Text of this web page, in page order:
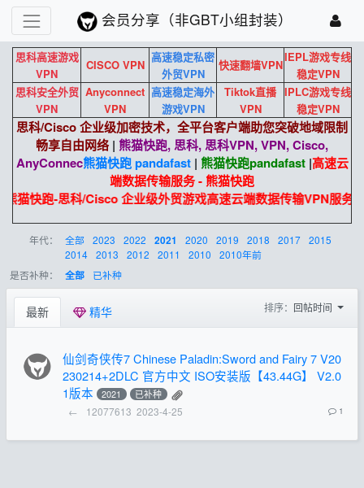
会员分享（非GBT小组封装）
思科高速游戏
VPN
CISCO VPN
高速稳定私密
外贸VPN
快速翻墙VPN
IEPL游戏专线
稳定VPN
思科安全外贸
VPN
Anyconnect
VPN
高速稳定海外
游戏VPN
Tiktok直播
VPN
IPLC游戏专线
稳定VPN
思科/Cisco 企业级加密技术，全平台客户端助您突破地域限制
畅享自由网络 | 熊猫快跑, 思科, 思科VPN, VPN, Cisco,
AnyConnec熊猫快跑 pandafast| 熊猫快跑pandafast|高速云
端数据传输服务 - 熊猫快跑
熊猫快跑-思科/Cisco 企业级外贸游戏高速云端数据传输VPN服务
年代： 全部 2023 2022 2021 2020 2019 2018 2017 2015
2014 2013 2012 2011 2010
2010年前
是否补种：
全部 已补种
最新 精华 排序： 回帖时间
仙剑奇侠传7 Chinese Paladin:Sword and Fairy 7 V20
230214+2DLC 官方中文 ISO安装版【43.44G】 V2.0
1版本
2021 已补种
← 12077613 2023-4-25 1